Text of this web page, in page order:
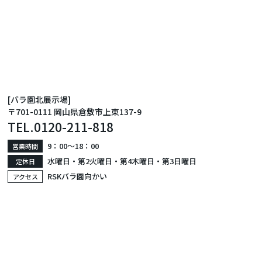
[バラ園北展示場]
〒701-0111 岡山県倉敷市上東137-9
TEL.0120-211-818
営業時間 9：00〜18：00
定休日 水曜日・第2火曜日・第4木曜日・第3日曜日
アクセス RSKバラ園向かい